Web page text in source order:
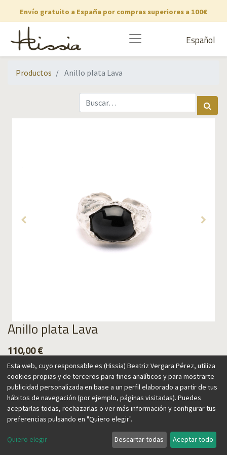
Envío gratuito a España por compras superiores a 100€
Español
Productos Anillo plata Lava
Anillo plata Lava
110,00€
Agregar al carrito
Anillo inspirado en la textura de la lava, recordando el origen
Esta web, cuyo responsable es (Hissia) Beatriz Vergara Pérez, utiliza
cookies propias y de terceros para fines analíticos y para mostrarte
publicidad personalizada en base a un perfil elaborado a partir de tus
hábitos de navegación (por ejemplo, páginas visitadas). Puedes
aceptarlas todas, rechazarlas o ver más información y configurar tus
preferencias pulsando en "Quiero elegir".
Quiero elegir Descartar todas Aceptar todo